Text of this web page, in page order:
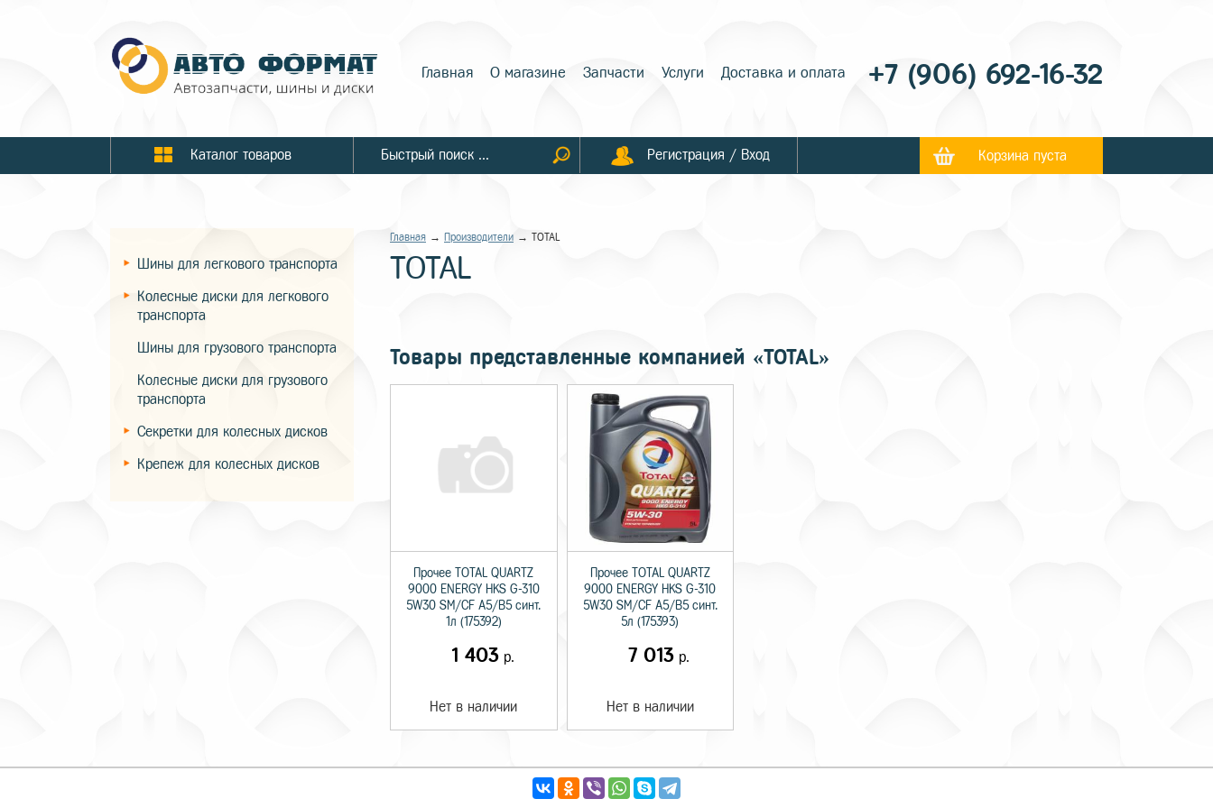
Главная О магазине Запчасти Услуги Доставка и оплата +7 (906) 692-16-32
Каталог товаров Регистрация / Вход Корзина пуста
Шины для легкового транспорта
Колесные диски для легкового
транспорта
Шины для грузового транспорта
Колесные диски для грузового
транспорта
Секретки для колесных дисков
Крепеж для колесных дисков
Главная → Производители → TOTAL
TOTAL
Товары представленные компанией «TOTAL»
Прочее TOTAL QUARTZ
9000 ENERGY HKS G-310
5W30 SM/CF A5/B5 синт.
1л (175392)
1 403р.
Нет в наличии
Прочее TOTAL QUARTZ
9000 ENERGY HKS G-310
5W30 SM/CF A5/B5 синт.
5л (175393)
7 013 р.
Нет в наличии